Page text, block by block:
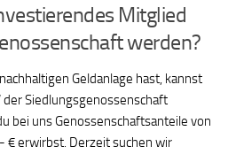
Mitglied
werden?
Geldanlage hast, kannst
Siedlungsgenossenschaft
bei uns Genossenschaftsanteile von
€ erwirbst. Derzeit suchen wir